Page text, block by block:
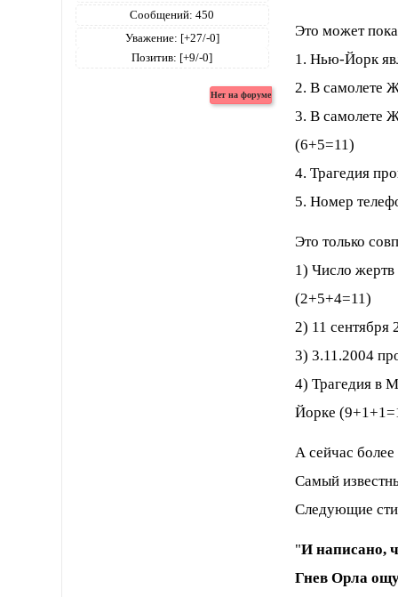
Сообщений: 450
Уважение: [+27/-0]
Позитив: [+9/-0]
Это может
1. Нью-Йорк
2. В самолете
3. В самолете
(6+5=11)
4. Трагедия
5. Номер
Это только
1) Число жертв
(2+5+4=11)
2) 11 сентября
3) 3.11.2004
4) Трагедия в
Йорке
А сейчас
Самый
Следующие
"И написано,
Гнев Орла